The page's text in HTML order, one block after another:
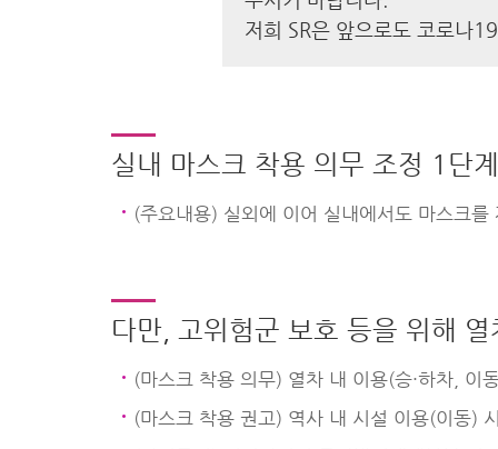
저희 SR은 앞으로도 코로나
실내 마스크 착용 의무 조정 1단
(주요내용) 실외에 이어 실내에서도 마스크
다만, 고위험군 보호 등을 위해
(마스크 착용 의무) 열차 내 이용(승·하차, 이
(마스크 착용 권고) 역사 내 시설 이용(이동)